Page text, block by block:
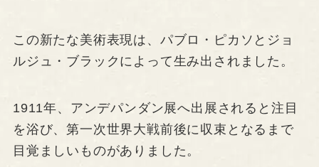
この新たな美術表現は、パブロ・ピカソとジョ
ルジュ・ブラックによって生み出されました。
1911年、アンデパンダン展へ出展されると注目
を浴び、第一次世界大戦前後に収束となるまで
目覚ましいものがありました。